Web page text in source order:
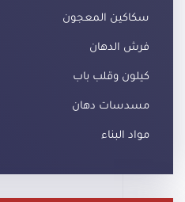
سكاكين المعجون
فرش الدهان
كيلون وقلب باب
مسدسات دهان
مواد البناء